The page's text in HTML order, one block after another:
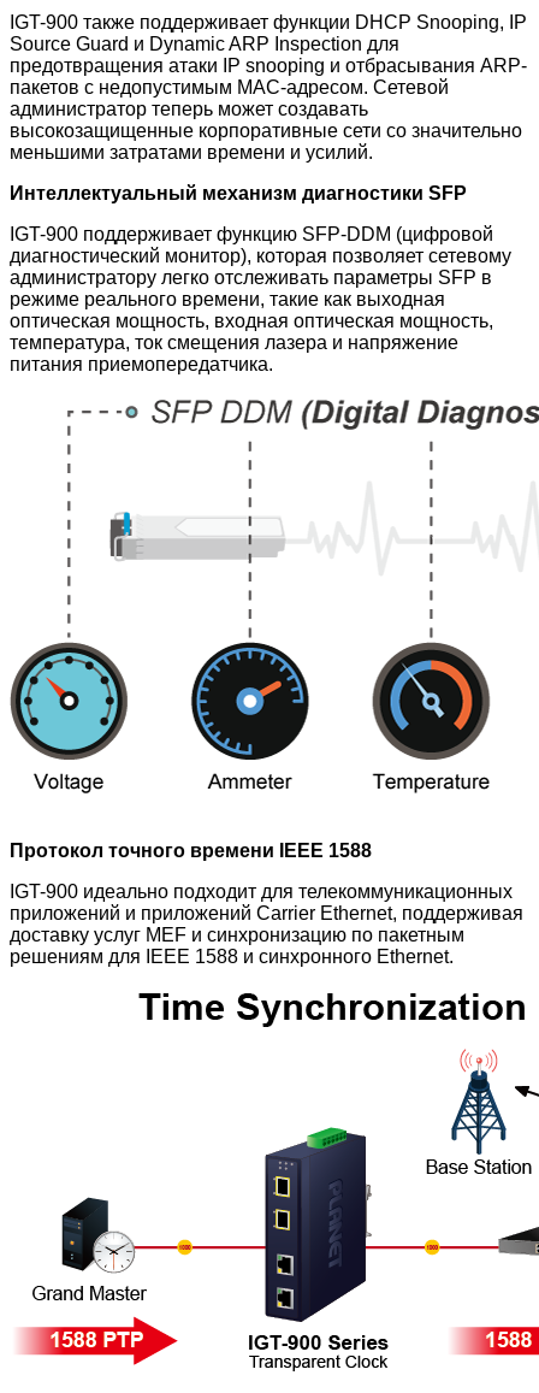
IGT-900 также поддерживает функции DHCP Snooping, IP
Source Guard и Dynamic ARP Inspection для
предотвращения атаки IP snooping и отбрасывания ARP-
пакетов с недопустимым MAC-адресом. Сетевой
администратор теперь может создавать
высокозащищенные корпоративные сети со значительно
меньшими затратами времени и усилий.
Интеллектуальный механизм диагностики SFP
IGT-900 поддерживает функцию SFP-DDM (цифровой
диагностический монитор), которая позволяет сетевому
администратору легко отслеживать параметры SFP в
режиме реального времени, такие как выходная
оптическая мощность, входная оптическая мощность,
температура, ток смещения лазера и напряжение
питания приемопередатчика.
Протокол точного времени IEEE 1588
IGT-900 идеально подходит для телекоммуникационных
приложений и приложений Carrier Ethernet, поддерживая
доставку услуг MEF и синхронизацию по пакетным
решениям для IEEE 1588 и синхронного Ethernet.